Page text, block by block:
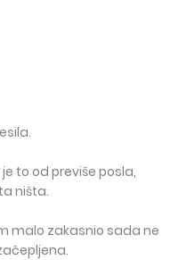
to od previše posla,
ništa.
malo zakasnio sada ne